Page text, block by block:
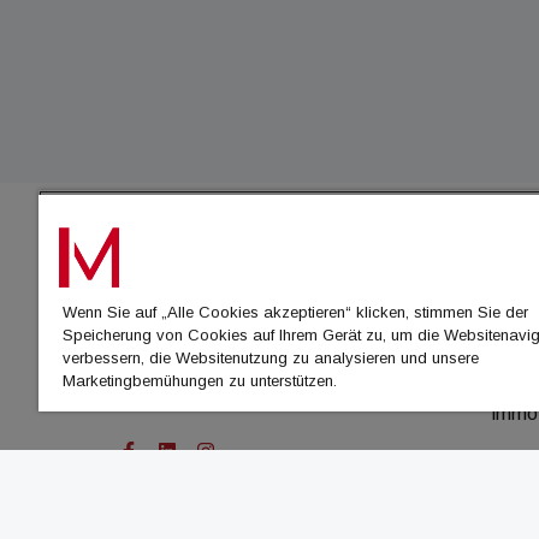
Wenn Sie auf „Alle Cookies akzeptieren“ klicken, stimmen Sie der
Speicherung von Cookies auf Ihrem Gerät zu, um die
verbessern, die Websitenutzung zu analysieren und unsere
Marketingbemühungen zu unterstützen.